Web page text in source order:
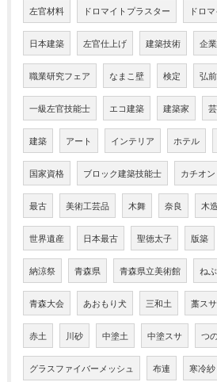
左官材料 ドロマイトプラスター ドロ
日本建築 左官仕上げ 建築技術 企
職業研究フェア なまこ壁 検定 弘
一級左官技能士 エコ建築 建築家
建築 アート インテリア ホテル
国家資格 ブロック建築技能士 カチオン
最古 美術工芸品 木舞 奈良 木
世界遺産 日本最古 聖徳太子 版築
納涼祭 青森県 青森県立美術館 ね
青森大会 あおもり犬 三和土 藁スサ
赤土 川砂 中塗土 中塗スサ つ
グラスファイバーメッシュ 布連 寒冷紗